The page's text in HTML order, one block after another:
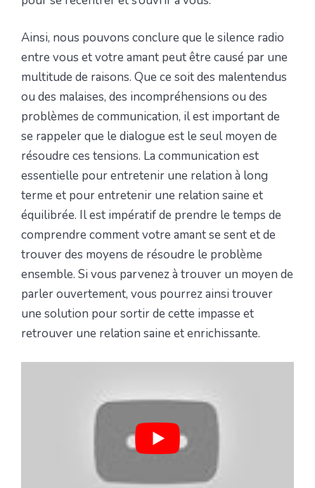
Ainsi, nous pouvons conclure que le silence radio
entre vous et votre amant peut être causé par une
multitude de raisons. Que ce soit des malentendus
ou des malaises, des incompréhensions ou des
problèmes de communication, il est important de
se rappeler que le dialogue est le seul moyen de
résoudre ces tensions. La communication est
essentielle pour entretenir une relation à long
terme et pour entretenir une relation saine et
équilibrée. Il est impératif de prendre le temps de
comprendre comment votre amant se sent et de
trouver des moyens de résoudre le problème
ensemble. Si vous parvenez à trouver un moyen de
parler ouvertement, vous pourrez ainsi trouver
une solution pour sortir de cette impasse et
retrouver une relation saine et enrichissante.